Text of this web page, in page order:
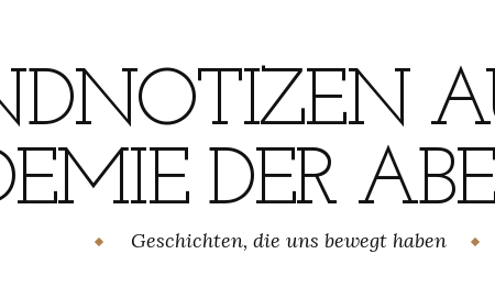
DER
Geschichten, die uns bewegt haben